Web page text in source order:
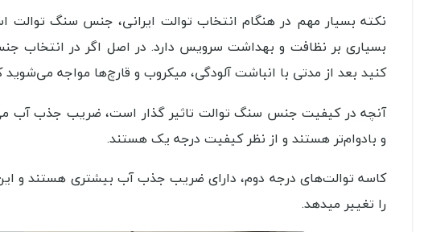
نکته بسیار مهم در هنگام انتخاب توالت ایرانی، جنس سنگ
بسیاری بر نظافت و بهداشت سرویس دارد. در اصل اگر در انتخاب
کنید بعد از مدتی با انباشت آلودگی، میکروب و قارچ‌ها مواجه
آنچه در کیفیت جنس سنگ توالت تاثیر گذار است، ضریب جذب آب
و بادوام‌تر هستند و از نظر کیفیت درجه یک هستند.
را تغییر میدهد.